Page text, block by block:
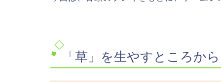
「草」を生やすところか